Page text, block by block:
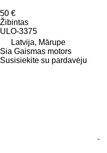
50 €
Žibintas
ULO-3375
Latvija, Mārupe
Sia Gaismas motors
Susisiekite su pardavėju